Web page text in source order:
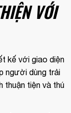
VỚI
kế với giao diện
người dùng trải
thuận tiện và thú